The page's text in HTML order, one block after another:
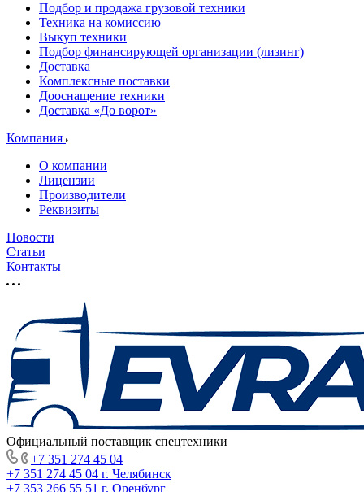
Подбор и продажа грузовой техники
Техника на комиссию
Выкуп техники
Подбор финансирующей организации (лизинг)
Доставка
Комплексные поставки
Дооснащение техники
Доставка «До ворот»
Компания
О компании
Лицензии
Производители
Реквизиты
Новости
Статьи
Контакты
Официальный поставщик спецтехники
+7 351 274 45 04
+7 351 274 45 04 г. Челябинск
+7 353 266 55 51 г. Оренбург